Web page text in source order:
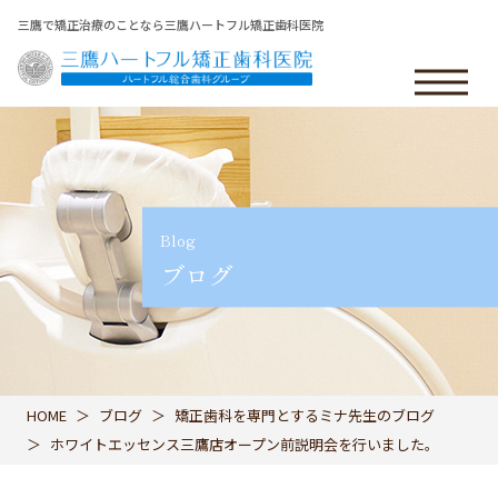
三鷹で矯正治療のことなら三鷹ハートフル矯正歯科医院
Blog
ブログ
HOME ブログ
矯正歯科を専門とするミナ先生のブログ
ホワイトエッセンス三鷹店オープン前説明会を行いました。